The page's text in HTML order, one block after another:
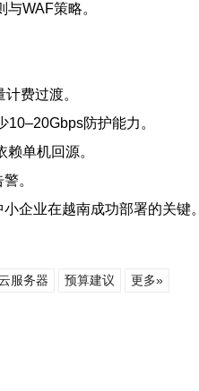
WAF策略。
费过渡。
防护能力。
单机回源。
。
企业在越南成功部署的关键。
服务器 预算建议 更多»